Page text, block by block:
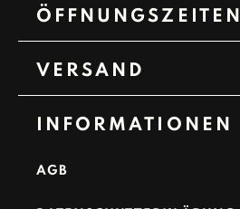
ÖFFNUNGSZEITEN
VERSAND
INFORMATIONEN
AGB